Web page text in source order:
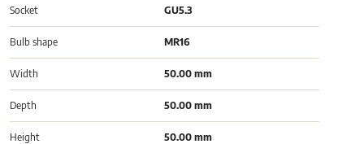
Socket GU5.3
Bulb shape MR16
Width 50.00 mm
Depth 50.00 mm
Height 50.00 mm